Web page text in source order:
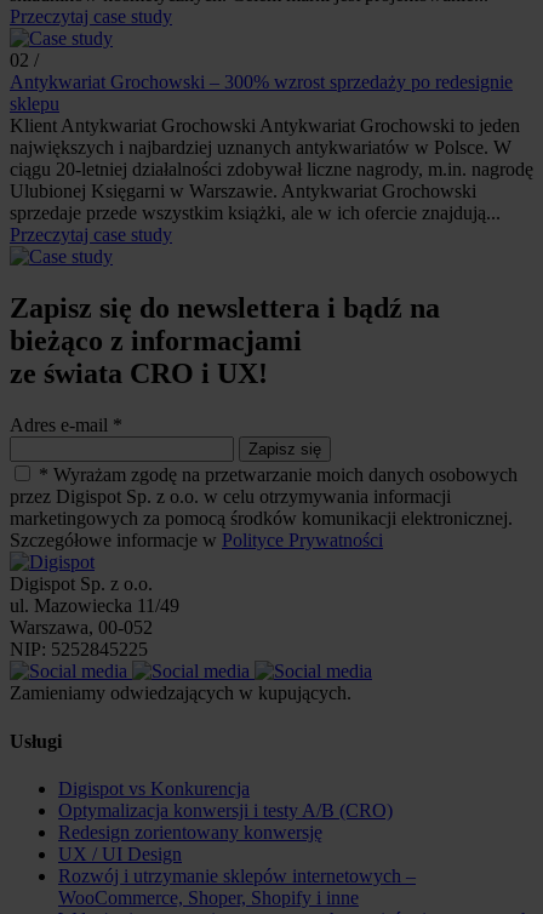
Przeczytaj case study
02 /
Antykwariat Grochowski – 300% wzrost sprzedaży po redesignie
sklepu
Klient Antykwariat Grochowski Antykwariat Grochowski to jeden
największych i najbardziej uznanych antykwariatów w Polsce. W
ciągu 20-letniej działalności zdobywał liczne nagrody, m.in. nagrodę
Ulubionej Księgarni w Warszawie. Antykwariat Grochowski
sprzedaje przede wszystkim książki, ale w ich ofercie znajdują...
Przeczytaj case study
Zapisz się do newslettera i bądź na
bieżąco z informacjami
ze świata CRO i UX!
Adres e-mail *
Zapisz się
* Wyrażam zgodę na przetwarzanie moich danych osobowych
przez Digispot Sp. z o.o. w celu otrzymywania informacji
marketingowych za pomocą środków komunikacji elektronicznej.
Szczegółowe informacje w Polityce Prywatności
Digispot Sp. z o.o.
ul. Mazowiecka 11/49
Warszawa, 00-052
NIP: 5252845225
Zamieniamy odwiedzających w kupujących.
Usługi
Digispot vs Konkurencja
Optymalizacja konwersji i testy A/B (CRO)
Redesign zorientowany konwersję
UX / UI Design
Rozwój i utrzymanie sklepów internetowych –
WooCommerce, Shoper, Shopify i inne